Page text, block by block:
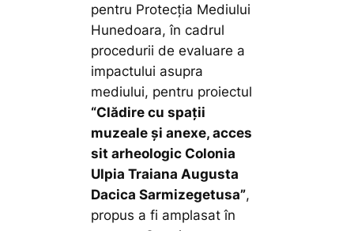
pentru Protecția Mediului
Hunedoara, în cadrul
procedurii de evaluare a
impactului asupra
mediului, pentru proiectul
“Clădire cu spații
muzeale și anexe, acces
sit arheologic Colonia
Ulpia Traiana Augusta
Dacica Sarmizegetusa”,
propus a fi amplasat în